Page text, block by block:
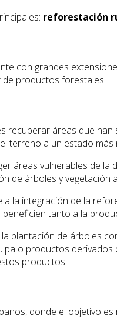
reforestación
con grandes
productos forestales.
recuperar áreas que
terreno a un estado
áreas vulnerables de la
de árboles y
a la integración de la
tanto a la
plantación de árboles
o productos
productos.
donde el objetivo